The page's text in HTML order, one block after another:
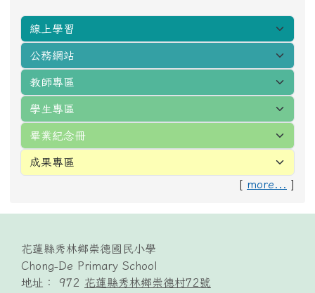
[ more... ]
頁尾區域內容
花蓮縣秀林鄉崇德國民小學
Chong-De Primary School
地址： 972 花蓮縣秀林鄉崇德村72號